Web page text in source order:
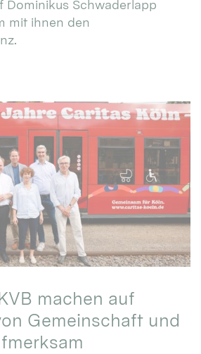
Dominikus Schwaderlapp
mit ihnen den
machen auf
Gemeinschaft und